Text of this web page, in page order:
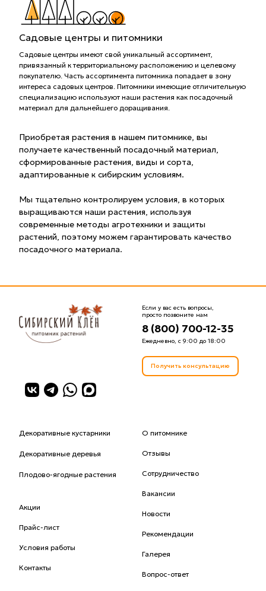
Садовые центры и питомники
Садовые центры имеют свой уникальный ассортимент,
привязанный к территориальному расположению и целевому
покупателю. Часть ассортимента питомника попадает в зону
интереса садовых центров. Питомники имеющие отличительную
специализацию используют наши растения как посадочный
материал для дальнейшего доращивания.
Приобретая растения в нашем питомнике, вы
получаете качественный посадочный материал,
сформированные растения, виды и сорта,
адаптированные к сибирским условиям.
Мы тщательно контролируем условия, в которых
выращиваются наши растения, используя
современные методы агротехники и защиты
растений, поэтому можем гарантировать качество
посадочного материала.
Если у вас есть вопросы,
просто позвоните нам
8 (800) 700-12-35
Ежедневно, с 9:00 до 18:00
Получить консультацию
Декоративные кустарники
Декоративные деревья
Плодово-ягодные растения
Акции
Прайс-лист
Условия работы
Контакты
О питомнике
Отзывы
Сотрудничество
Вакансии
Новости
Рекомендации
Галерея
Вопрос-ответ